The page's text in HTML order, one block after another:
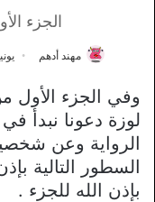
الجزء
مهند أدهم يونيو 18,
وفي الجزء الأول
لوزة دعونا نبدأ
الرواية وعن
السطور التالية
بإذن الله للجزء .